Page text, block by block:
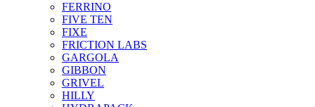
FERRINO
FIVE TEN
FIXE
FRICTION LABS
GARGOLA
GIBBON
GRIVEL
HILLY